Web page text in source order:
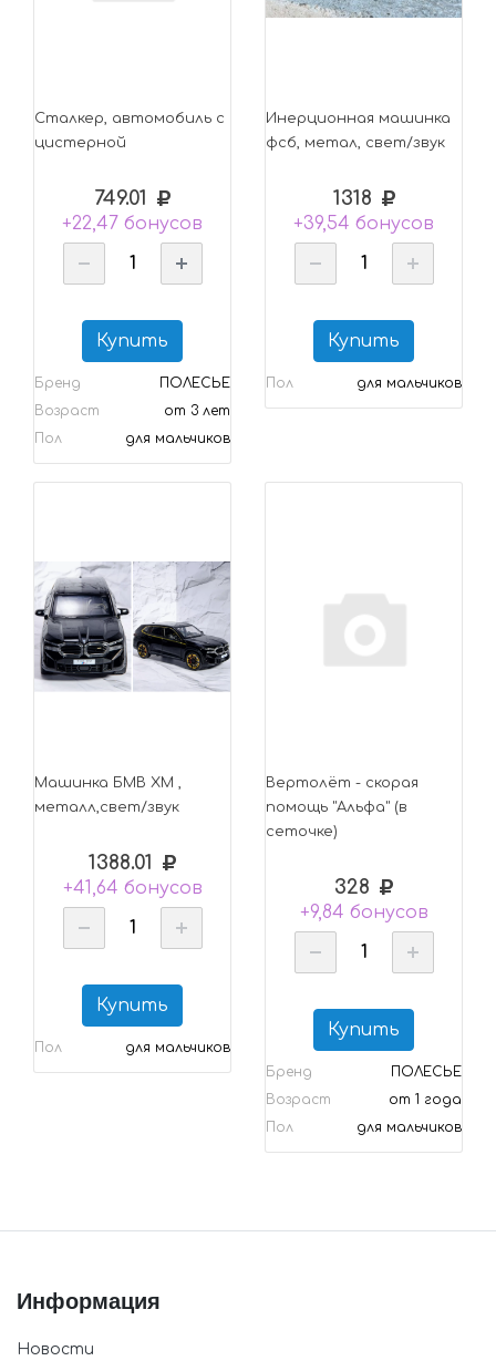
Сталкер, автомобиль с
цистерной
749.01
+22,47 бонусов
Купить
Бренд
ПОЛЕСЬЕ
Возраст
от 3 лет
Пол
для мальчиков
Инерционная машинка
фсб, метал, свет/звук
1318
+39,54 бонусов
Купить
Пол для мальчиков
Машинка БМВ ХМ ,
металл,свет/звук
1388.01
+41,64 бонусов
Купить
Пол для мальчиков
Вертолёт - скорая
помощь "Альфа" (в
сеточке)
328
+9,84 бонусов
Купить
Бренд
ПОЛЕСЬЕ
Возраст
от 1 года
Пол
для мальчиков
Информация
Новости